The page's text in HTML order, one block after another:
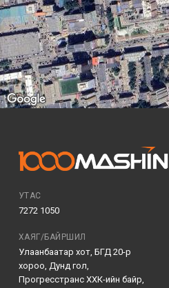
УТАС
7272 1050
ХАЯГ/БАЙРШИЛ
Улаанбаатар хот, БГД 20-р
хороо, Дунд гол,
Прогресстранс ХХК-ийн байр,